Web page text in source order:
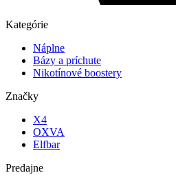
Kategórie
Náplne
Bázy a príchute
Nikotínové boostery
Značky
X4
OXVA
Elfbar
Predajne